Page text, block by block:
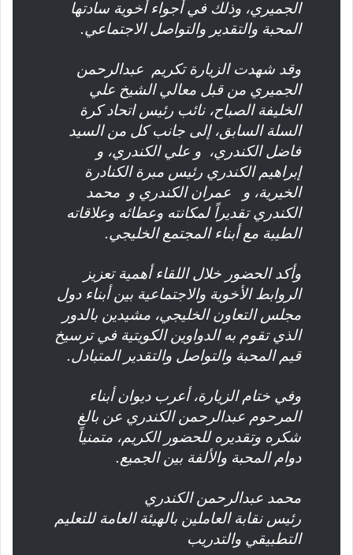
الجميري، وذلك في أجواء أخوية سادتها
المحبة والتقدير والتواصل الاجتماعي.
وقد شهدت الزيارة تكريم عبدالرحمن
الجميري من قبل معالي الشيخ علي
الخليفة الصباح، نائب رئيس اتحاد كرة
السلة السابق، إلى جانب كل من السيد
فاضل الكندري، و علي الكندري، و
إبراهيم الكندري رئيس مبرة الكنادرة
الخيرية، و عمران الكندري و محمد
الكندري تقديراً لمكانته وعطائه وعلاقاته
الطيبة مع أبناء المجتمع الخليجي.
وأكد الحضور خلال اللقاء أهمية تعزيز
الروابط الأخوية والاجتماعية بين أبناء دول
مجلس التعاون الخليجي، مشيدين بالدور
الذي تقوم به الدواوين الكويتية في ترسيخ
قيم المحبة والتواصل والتقدير المتبادل.
وفي ختام الزيارة، أعرب ديوان أبناء
المرحوم عبدالرحمن الكندري عن بالغ
شكره وتقديره للحضور الكريم، متمنياً
دوام المحبة والألفة بين الجميع.
محمد عبدالرحمن الكندري
رئيس نقابة العاملين بالهيئة العامة للتعليم
التطبيقي والتدريب